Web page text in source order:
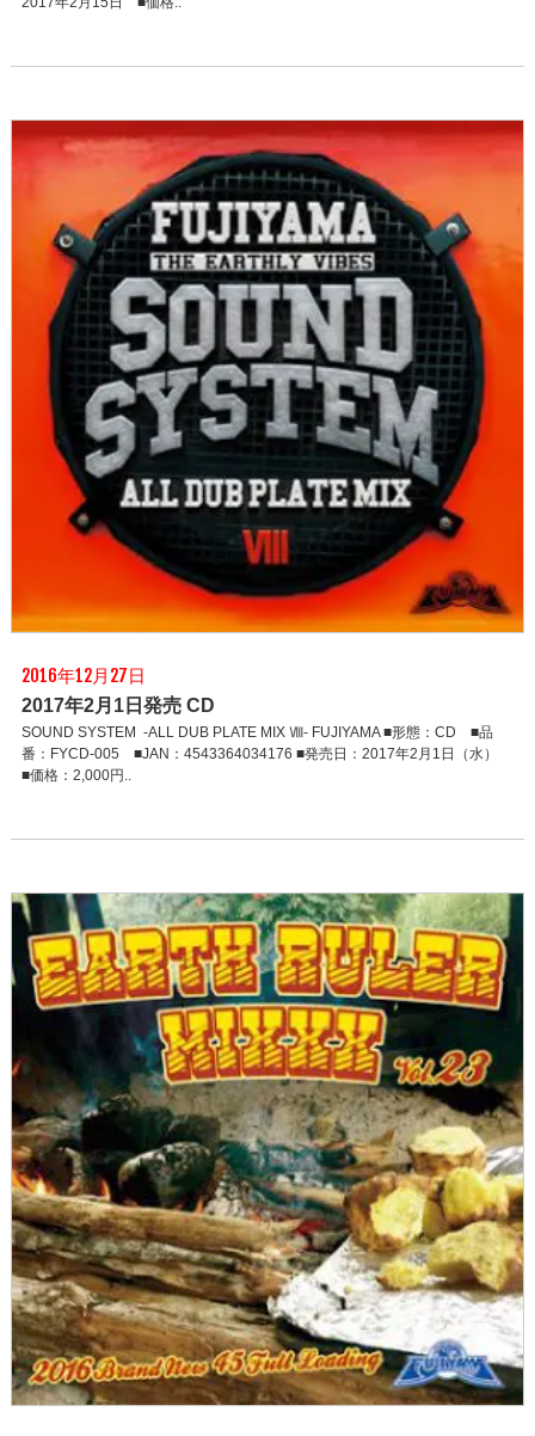
2016年12月27日
2017年2月1日発売 CD
SOUND SYSTEM -ALL DUB PLATE MIX Ⅷ- FUJIYAMA ■形態：CD ■品
番：FYCD-005 ■JAN：4543364034176 ■発売日：2017年2月1日（水）
■価格：2,000円..